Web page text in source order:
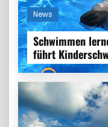
News
Schwimmen
führt